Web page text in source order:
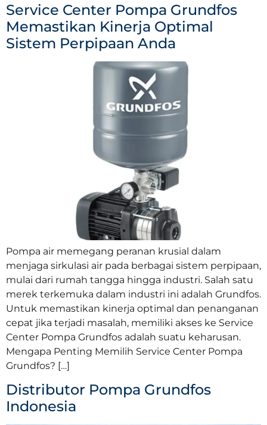
Service Center Pompa Grundfos
Memastikan Kinerja Optimal
Sistem Perpipaan Anda
Pompa air memegang peranan krusial dalam
menjaga sirkulasi air pada berbagai sistem perpipaan,
mulai dari rumah tangga hingga industri. Salah satu
merek terkemuka dalam industri ini adalah Grundfos.
Untuk memastikan kinerja optimal dan penanganan
cepat jika terjadi masalah, memiliki akses ke Service
Center Pompa Grundfos adalah suatu keharusan.
Mengapa Penting Memilih Service Center Pompa
Grundfos? […]
Distributor Pompa Grundfos
Indonesia